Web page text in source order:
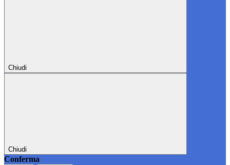
Chiudi
Chiudi
Conferma